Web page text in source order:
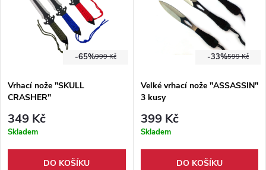
999 Kč
-65%
Vrhací nože "SKULL
CRASHER"
349 Kč
Skladem
DO KOŠÍKU
599 Kč
-33%
Velké vrhací nože "ASSASSIN"
3 kusy
399 Kč
Skladem
DO KOŠÍKU